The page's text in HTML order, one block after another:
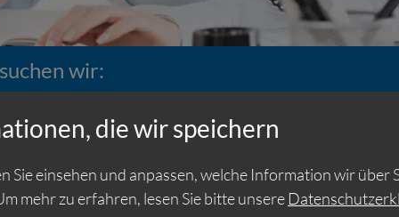
wir:
100% Homeoffice
100% Homeoffice, der unseren Kunden unterstützen
die wir speichern
Sie einsehen und anpassen, welche Information wir über
mehr zu erfahren, lesen Sie bitte unsere